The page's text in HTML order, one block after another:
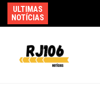
para
o
ULTIMAS
NOTÍCIAS